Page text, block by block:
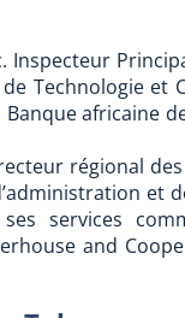
Technologie et
africaine
régional
et
services
and